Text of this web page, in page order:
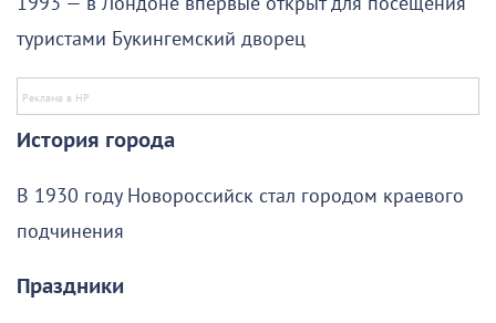
туристами Букингемский дворец
История города
В 1930 году Новороссийск стал городом краевого
подчинения
Праздники